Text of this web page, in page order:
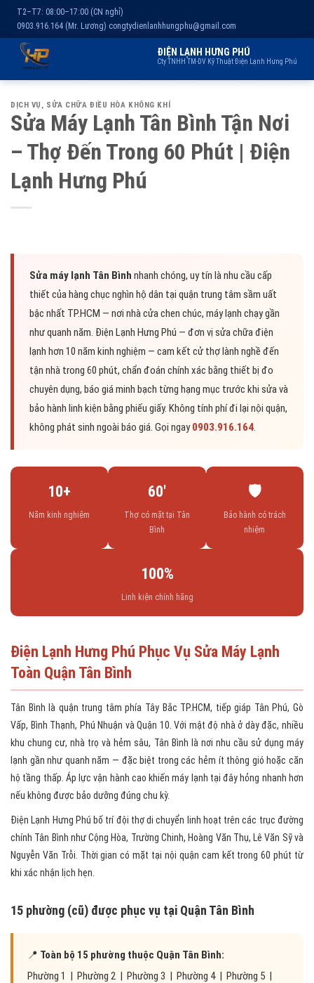
T2–T7: 08:00–17:00 (CN nghỉ)
0903.916.164 (Mr. Lương) congtydienlanhhungphu@gmail.com
ĐIỆN LẠNH HƯNG PHÚ
Cty TNHH TM-DV Kỹ Thuật Điện Lạnh Hưng Phú
đến
nội
DỊCH VỤ , SỬA CHỮA ĐIỀU HÒA KHÔNG KHÍ
Sửa Máy Lạnh Tân Bình Tận Nơi
– Thợ Đến Trong 60 Phút | Điện
Lạnh Hưng Phú
Sửa máy lạnh Tân Bình nhanh chóng, uy tín là nhu cầu cấp
thiết của hàng chục nghìn hộ dân tại quận trung tâm sầm uất
bậc nhất TP.HCM — nơi nhà cửa chen chúc, máy lạnh chạy gần
như quanh năm. Điện Lạnh Hưng Phú — đơn vị sửa chữa điện
lạnh hơn 10 năm kinh nghiệm — cam kết cử thợ lành nghề đến
tận nhà trong 60 phút, chẩn đoán chính xác bằng thiết bị đo
chuyên dụng, báo giá minh bạch từng hạng mục trước khi sửa và
bảo hành linh kiện bằng phiếu giấy. Không tính phí đi lại nội quận,
không phát sinh ngoài báo giá. Gọi ngay0903.916.164.
10+
Năm kinh nghiệm
60′
Thợ có mặt tại Tân
Bình
🛡️
Bảo hành có trách
nhiệm
100%
Linh kiện chính hãng
Điện Lạnh Hưng Phú Phục Vụ Sửa Máy Lạnh
Toàn Quận Tân Bình
Tân Bình là quận trung tâm phía Tây Bắc TP.HCM, tiếp giáp Tân Phú, Gò
Vấp, Bình Thạnh, Phú Nhuận và Quận 10. Với mật độ nhà ở dày đặc, nhiều
khu chung cư, nhà trọ và hẻm sâu, Tân Bình là nơi nhu cầu sử dụng máy
lạnh gần như quanh năm — đặc biệt trong các hẻm ít thông gió hoặc căn
hộ tầng thấp. Áp lực vận hành cao khiến máy lạnh tại đây hỏng nhanh hơn
nếu không được bảo dưỡng đúng chu kỳ.
Điện Lạnh Hưng Phú bố trí đội thợ di chuyển linh hoạt trên các trục đường
chính Tân Bình như Cộng Hòa, Trường Chinh, Hoàng Văn Thụ, Lê Văn Sỹ và
Nguyễn Văn Trỗi. Thời gian có mặt tại nội quận cam kết trong 60 phút từ
khi xác nhận lịch hẹn.
15 phường (cũ) được phục vụ tại Quận Tân Bình
📍 Toàn bộ 15 phường thuộc Quận Tân Bình:
Phường 1 | Phường 2 | Phường 3 | Phường 4 | Phường 5 |